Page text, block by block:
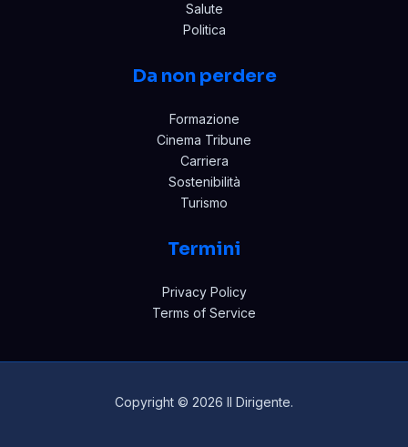
Salute
Politica
Da non perdere
Formazione
Cinema Tribune
Carriera
Sostenibilità
Turismo
Termini
Privacy Policy
Terms of Service
Copyright © 2026 Il Dirigente.